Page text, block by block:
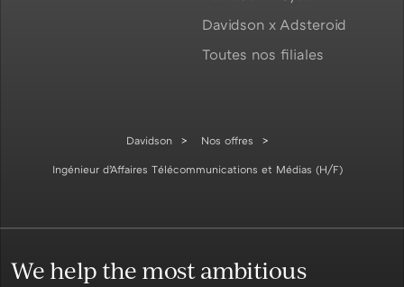
Davidson x Adsteroid
Toutes nos filiales
Davidson Nos offres
Ingénieur d’Affaires Télécommunications et Médias (H/F)
We help the most ambitious